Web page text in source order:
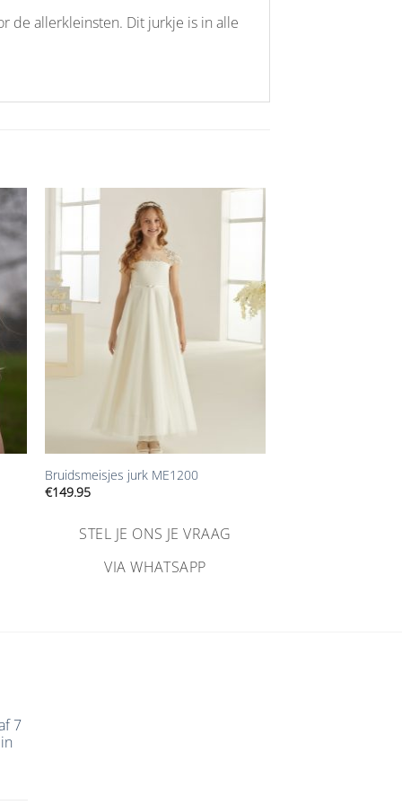
de allerkleinsten. Dit jurkje is in alle
Bruidsmeisjes jurk ME1200
€149.95
STEL JE ONS JE VRAAG
VIA WHATSAPP
7